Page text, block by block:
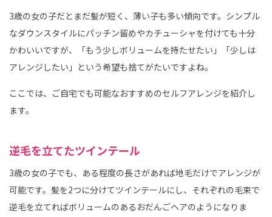
3歳の女の子だとまだ髪が短く、薄い子も多い傾向です。シンプル
なダウンスタイルにパッチン留めやカチューシャを付けても十分
かわいいですが、「もう少しボリュームを持たせたい」「少しは
アレンジしたい」という希望も捨てがたいですよね。
ここでは、ご自宅でも可能なおすすめのセルフアレンジを紹介し
ます。
逆毛を立てたツインテール
3歳の女の子でも、ある程度の長さがあれば地毛だけでアレンジが
可能です。髪を2つに分けてツインテールにし、それぞれの毛束で
逆毛を立てればボリュームのあるおだんごヘアのようになりま